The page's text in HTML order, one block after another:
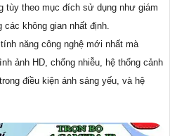
tùy theo mục đích sử dụng như giám
không gian nhất định.
năng công nghệ mới nhất mà
ảnh HD, chống nhiễu, hệ thống cảnh
điều kiện ánh sáng yếu, và hệ